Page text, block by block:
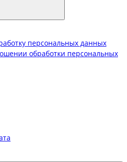
персональных данных
обработки персональных